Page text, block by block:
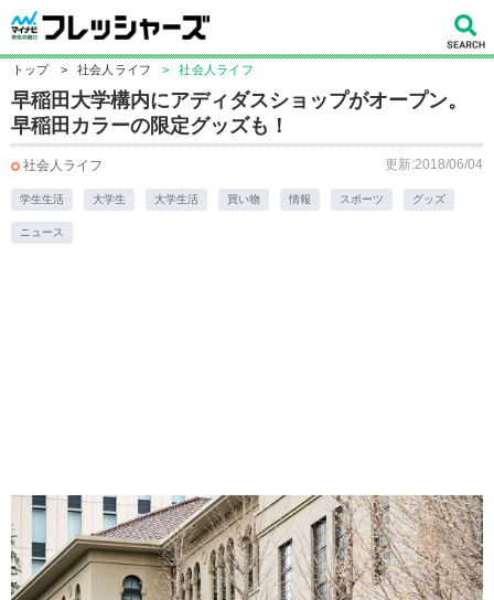
トップ > 社会人ライフ > 社会人ライフ
早稲田大学構内にアディダスショップがオープン。
早稲田カラーの限定グッズも！
社会人ライフ 更新:2018/06/04
学生生活 大学生 大学生活 買い物 情報 スポーツ グッズ
ニュース